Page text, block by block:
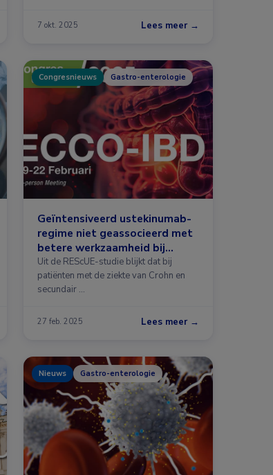
7 okt. 2025 Lees meer →
Congresnieuws Gastro-enterologie
Geïntensiveerd ustekinumab-
regime niet geassocieerd met
betere werkzaamheid bij
ziekte van Crohn
Uit de REScUE-studie blijkt dat bij
patiënten met de ziekte van Crohn en
secundair …
27 feb. 2025 Lees meer →
Nieuws Gastro-enterologie